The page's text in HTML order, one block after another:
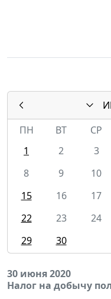
ПН
ВТ СР
1
2 3
8
9 10
15
16 17
22
23 24
29
30
30 июня 2020
Налог на добычу